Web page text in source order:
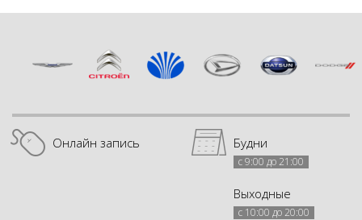
Онлайн запись Будни
с 9:00 до 21:00
Выходные
с 10:00 до 20:00